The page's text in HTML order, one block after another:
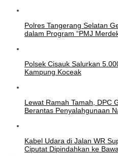
Polres Tangerang Selatan
dalam Program “PMJ
Polsek Cisauk Salurkan
Kampung Koceak
Lewat Ramah Tamah, DPC
Berantas Penyalahgunaan
Kabel Udara di Jalan WR
Ciputat Dipindahkan ke